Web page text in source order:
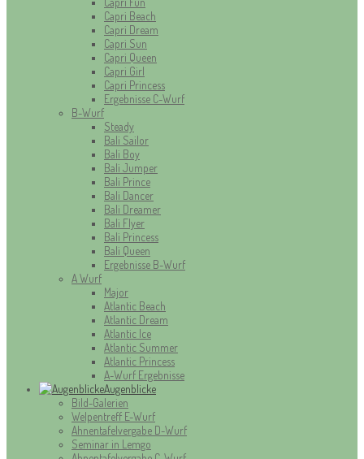
Capri Beach
Capri Dream
Capri Sun
Capri Queen
Capri Girl
Capri Princess
Ergebnisse C-Wurf
B-Wurf
Steady
Bali Sailor
Bali Boy
Bali Jumper
Bali Prince
Bali Dancer
Bali Dreamer
Bali Flyer
Bali Princess
Bali Queen
Ergebnisse B-Wurf
A Wurf
Major
Atlantic Beach
Atlantic Dream
Atlantic Ice
Atlantic Summer
Atlantic Princess
A-Wurf Ergebnisse
Augenblicke
Bild-Galerien
Welpentreff E-Wurf
Ahnentafelvergabe D-Wurf
Seminar in Lemgo